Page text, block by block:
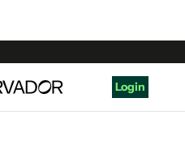
Login